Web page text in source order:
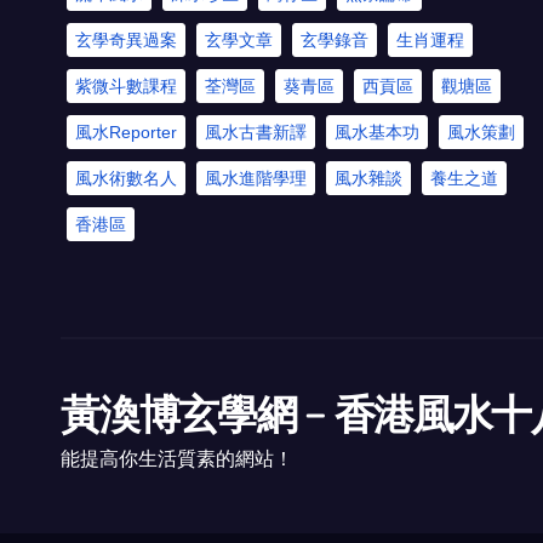
玄學奇異過案 玄學文章 玄學錄音 生肖運程
紫微斗數課程 荃灣區 葵青區 西貢區 觀塘區
風水Reporter 風水古書新譯 風水基本功 風水策劃
風水術數名人 風水進階學理 風水雜談 養生之道
香港區
黃渙博玄學網﹣香港風水十
能提高你生活質素的網站！